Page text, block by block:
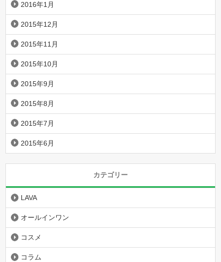
2016年1月
2015年12月
2015年11月
2015年10月
2015年9月
2015年8月
2015年7月
2015年6月
カテゴリー
LAVA
オールインワン
コスメ
コラム